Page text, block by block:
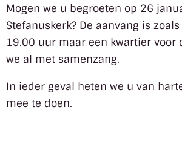
Mogen we u begroeten op 26
Stefanuskerk? De aanvang is
19.00 uur maar een kwartier voor
we al met samenzang.
In ieder geval heten we u van
mee te doen.